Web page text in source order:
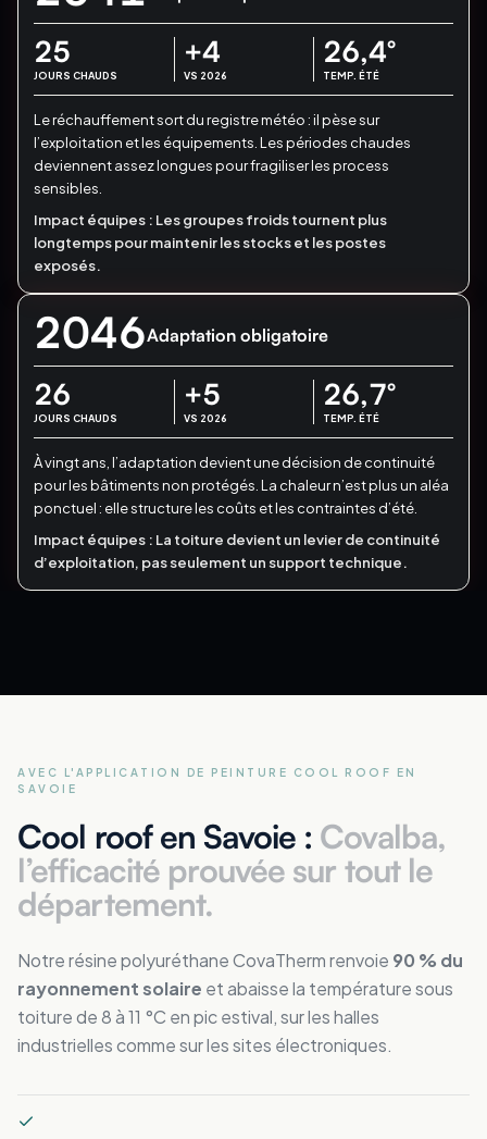
25
JOURS CHAUDS
+4
VS 2026
26,4°
TEMP. ÉTÉ
Le réchauffement sort du registre météo : il pèse sur
l’exploitation et les équipements. Les périodes chaudes
deviennent assez longues pour fragiliser les process
sensibles.
Impact équipes : Les groupes froids tournent plus
longtemps pour maintenir les stocks et les postes
exposés.
2046Adaptation obligatoire
26
JOURS CHAUDS
+5
VS 2026
26,7°
TEMP. ÉTÉ
À vingt ans, l’adaptation devient une décision de continuité
pour les bâtiments non protégés. La chaleur n’est plus un aléa
ponctuel : elle structure les coûts et les contraintes d’été.
Impact équipes : La toiture devient un levier de continuité
d’exploitation, pas seulement un support technique.
AVEC L'APPLICATION DE PEINTURE COOL ROOF
EN
SAVOIE
Cool roof en Savoie : Covalba,
l’efficacité prouvée sur tout le
département.
Notre résine polyuréthane CovaTherm renvoie 90 % du
rayonnement solaire et abaisse la température sous
toiture de 8 à 11 °C en pic estival, sur les halles
industrielles comme sur les sites électroniques.